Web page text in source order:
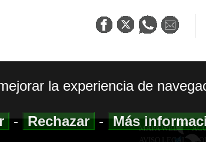
MAPA WEB|
AVISO LEGAL|
la experiencia de
-Rechazar-Más